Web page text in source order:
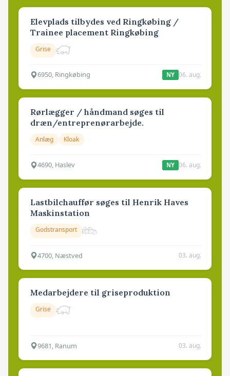
Elevplads tilbydes ved Ringkøbing /
Trainee placement Ringkøbing
Grise
6950, Ringkøbing NY 06. aug.
Rørlægger / håndmand søges til
dræn/entreprenørarbejde.
Anlæg Kloak
4690, Haslev NY 06. aug.
Lastbilchauffør søges til Henrik Haves
Maskinstation
Godstransport
4700, Næstved 03. aug.
Medarbejdere til griseproduktion
Grise
9681, Ranum 03. aug.